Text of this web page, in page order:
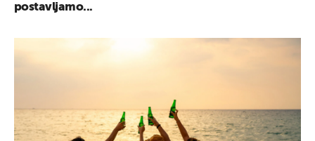
postavljamo...